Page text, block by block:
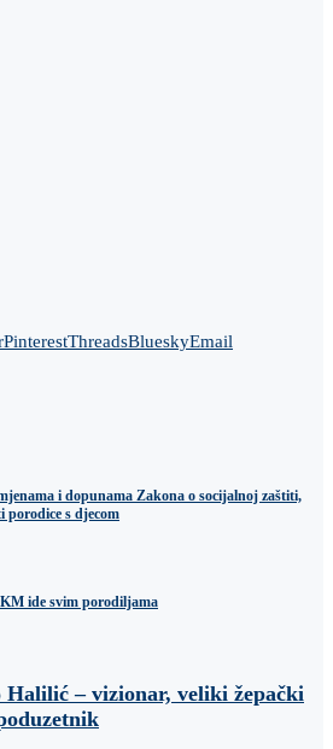
PinterestThreadsBlueskyEmail
i dopunama Zakona o socijalnoj zaštiti,
porodice s djecom
ide svim porodiljama
Halilić – vizionar, veliki žepački